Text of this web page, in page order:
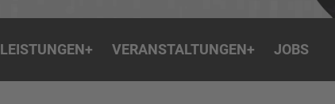
LEISTUNGEN+ VERANSTALTUNGEN+ JOBS